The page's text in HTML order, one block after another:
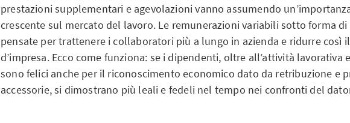
prestazioni supplementari e agevolazioni vanno assumendo
crescente sul mercato del lavoro. Le remunerazioni variabili sotto forma di
pensate per trattenere i collaboratori più a lungo in azienda e ridurre così
d’impresa. Ecco come funziona: se i dipendenti, oltre all’attività lavorativa
sono felici anche per il riconoscimento economico dato da retribuzione e
accessorie, si dimostrano più leali e fedeli nel tempo nei confronti del